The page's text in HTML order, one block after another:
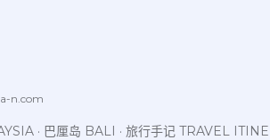
n.com
巴厘岛 BALI 旅行手记 TRAVEL